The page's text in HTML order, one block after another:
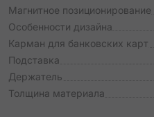
Магнитное позиционирование
Особенности дизайна
Карман для банковских карт
Подставка
Держатель
Толщина материала